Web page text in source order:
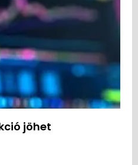
jöhet